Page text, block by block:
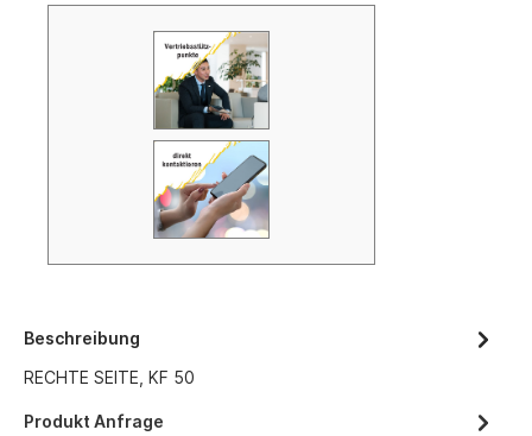
Beschreibung
RECHTE SEITE, KF 50
Produkt Anfrage